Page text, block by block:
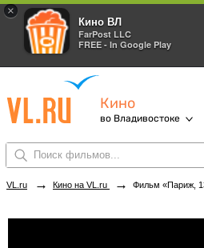
×
Кино ВЛ
FarPost LLC
FREE - In Google Play
Кино
во Владивостоке
VL.ru → Кино на VL.ru → Фильм «Париж, 13-й